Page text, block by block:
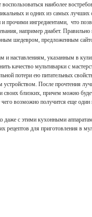
наиболее
и одних из самых лучших
ингредиентами, что
например диабет. Правильно
шедевром, предложенным
и наставлениям, указанным в
качество мультиварки с
потери ею питательных
После прочтения
близких, причем можно
возможно получится еще один
с этими кухонными
для приготовления в